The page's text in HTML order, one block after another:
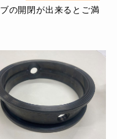
の開閉が出来るとご満